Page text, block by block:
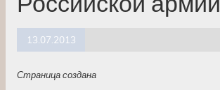
13.07.2013
Страница создана